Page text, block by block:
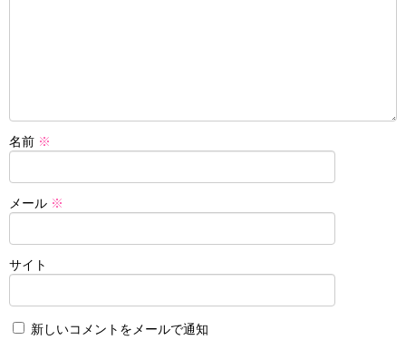
名前 ※
メール ※
サイト
新しいコメントをメールで通知